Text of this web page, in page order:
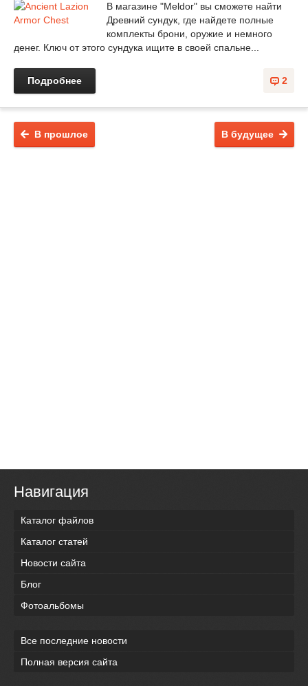
В магазине "Meldor" вы сможете найти
Древний сундук, где найдете полные
комплекты брони, оружие и немного
денег. Ключ от этого сундука ищите в своей спальне...
2
Подробнее
В будущее
В прошлое
Навигация
Каталог файлов
Каталог статей
Новости сайта
Блог
Фотоальбомы
Все последние новости
Полная версия сайта